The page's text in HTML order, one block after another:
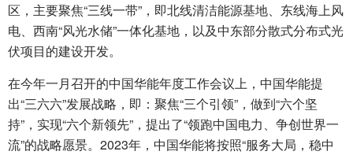
区，主要聚焦“三线一带”，即北线清洁能源基地、东线海上风
电、西南“风光水储”一体化基地，以及中东部分散式分布式光
伏项目的建设开发。
在今年一月召开的中国华能年度工作会议上，中国华能提
出“三六六”发展战略，即：聚焦“三个引领”，做到“六个坚
持”，实现“六个新领先”，提出了“领跑中国电力、争创世界一
流”的战略愿景。2023年，中国华能将按照“服务大局，稳中